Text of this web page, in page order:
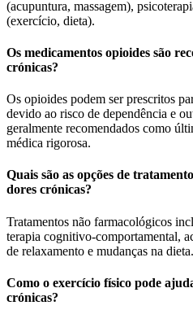
(acupuntura, massagem),
(exercício, dieta).
Os medicamentos opioides são
crónicas?
Os opioides podem ser prescritos
devido ao risco de dependência e
geralmente recomendados como
médica rigorosa.
Quais são as opções de
dores crónicas?
Tratamentos não farmacológicos
terapia cognitivo-comportamental,
de relaxamento e mudanças na dieta.
Como o exercício físico pode
crónicas?